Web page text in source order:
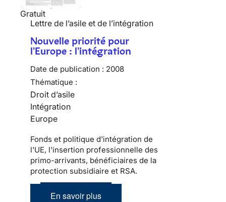
Gratuit
Lettre de l’asile et de l’intégration
Nouvelle priorité pour
l'Europe : l'intégration
Date de publication : 2008
Thématique :
Droit d’asile
Intégration
Europe
Fonds et politique d'intégration de
l'UE, l'insertion professionnelle des
primo-arrivants, bénéficiaires de la
protection subsidiaire et RSA.
En savoir plus